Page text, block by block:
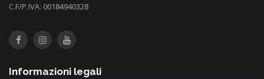
C.F/P.IVA: 00184940328
Informazioni legali